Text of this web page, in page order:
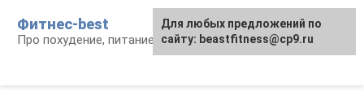
контенту
Фитнес-best
Про похудение, питание и фитнес
Для любых предложений по
сайту: beastfitness@cp9.ru